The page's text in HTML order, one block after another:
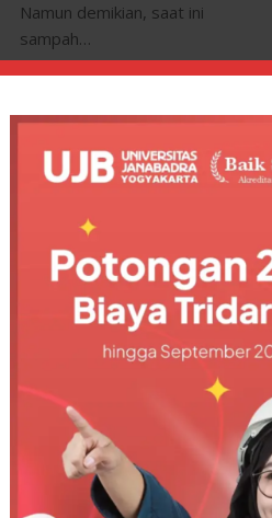
Namun demikian, saat ini
sampah…
October 10, 2017
/ 0 Comments